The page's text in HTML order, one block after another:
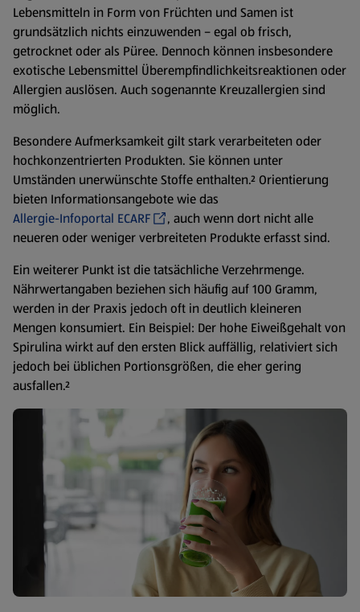
Lebensmitteln in Form von Früchten und Samen ist
grundsätzlich nichts einzuwenden – egal ob frisch,
getrocknet oder als Püree. Dennoch können insbesondere
exotische Lebensmittel Überempfindlichkeitsreaktionen oder
Allergien auslösen. Auch sogenannte Kreuzallergien sind
möglich.
Besondere Aufmerksamkeit gilt stark verarbeiteten oder
hochkonzentrierten Produkten. Sie können unter
Umständen unerwünschte Stoffe enthalten.² Orientierung
bieten Informationsangebote wie das
Allergie-Infoportal ECARF
, auch wenn dort nicht alle
neueren oder weniger verbreiteten Produkte erfasst sind.
Ein weiterer Punkt ist die tatsächliche Verzehrmenge.
Nährwertangaben beziehen sich häufig auf 100 Gramm,
werden in der Praxis jedoch oft in deutlich kleineren
Mengen konsumiert. Ein Beispiel: Der hohe Eiweißgehalt von
Spirulina wirkt auf den ersten Blick auffällig, relativiert sich
jedoch bei üblichen Portionsgrößen, die eher gering
ausfallen.²